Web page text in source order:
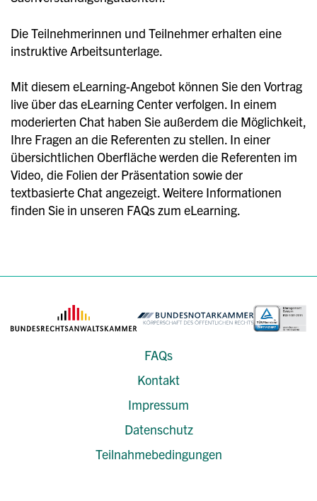
Die Teilnehmerinnen und Teilnehmer erhalten eine
instruktive Arbeitsunterlage.
Mit diesem eLearning-Angebot können Sie den Vortrag
live über das eLearning Center verfolgen. In einem
moderierten Chat haben Sie außerdem die Möglichkeit,
Ihre Fragen an die Referenten zu stellen. In einer
übersichtlichen Oberfläche werden die Referenten im
Video, die Folien der Präsentation sowie der
textbasierte Chat angezeigt. Weitere Informationen
finden Sie in unseren FAQs zum eLearning.
FAQs
Kontakt
Impressum
Datenschutz
Teilnahmebedingungen